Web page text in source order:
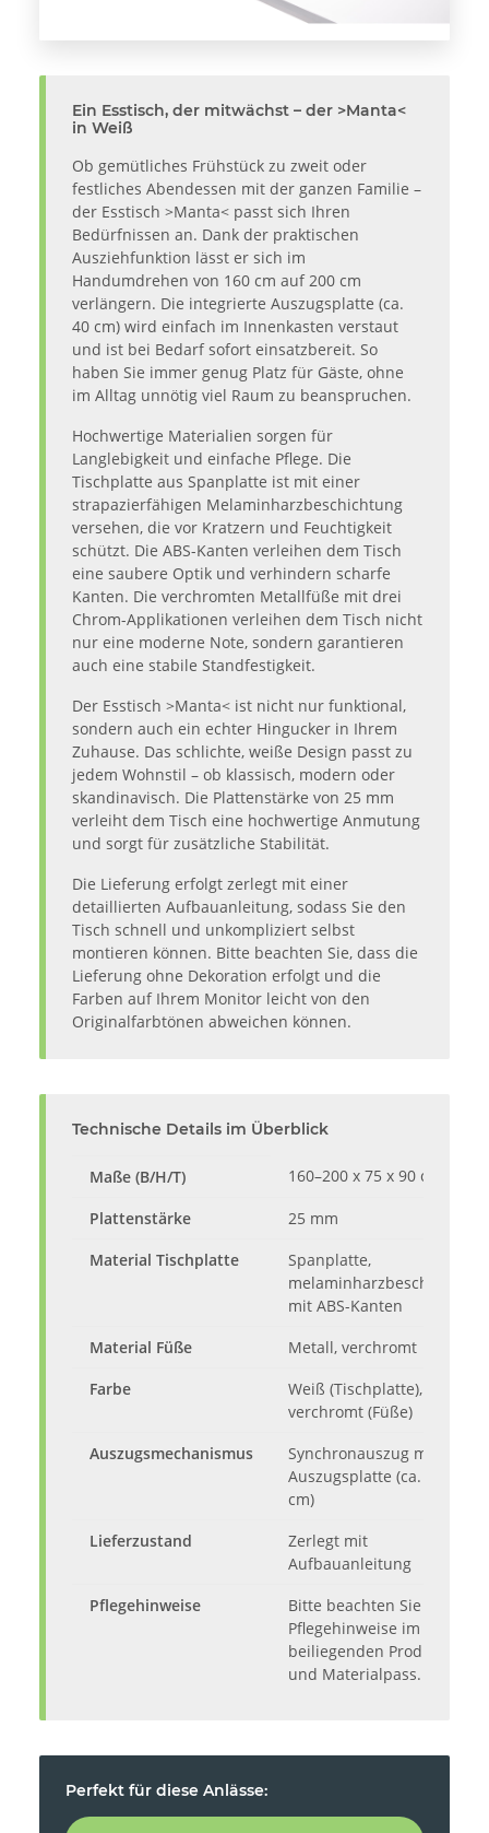
Ein Esstisch, der mitwächst – der >Manta<
in Weiß
Ob gemütliches Frühstück zu zweit oder
festliches Abendessen mit der ganzen Familie –
der Esstisch >Manta< passt sich Ihren
Bedürfnissen an. Dank der praktischen
Ausziehfunktion lässt er sich im
Handumdrehen von 160 cm auf 200 cm
verlängern. Die integrierte Auszugsplatte (ca.
40 cm) wird einfach im Innenkasten verstaut
und ist bei Bedarf sofort einsatzbereit. So
haben Sie immer genug Platz für Gäste, ohne
im Alltag unnötig viel Raum zu beanspruchen.
Hochwertige Materialien sorgen für
Langlebigkeit und einfache Pflege. Die
Tischplatte aus Spanplatte ist mit einer
strapazierfähigen Melaminharzbeschichtung
versehen, die vor Kratzern und Feuchtigkeit
schützt. Die ABS-Kanten verleihen dem Tisch
eine saubere Optik und verhindern scharfe
Kanten. Die verchromten Metallfüße mit drei
Chrom-Applikationen verleihen dem Tisch nicht
nur eine moderne Note, sondern garantieren
auch eine stabile Standfestigkeit.
Der Esstisch >Manta< ist nicht nur funktional,
sondern auch ein echter Hingucker in Ihrem
Zuhause. Das schlichte, weiße Design passt zu
jedem Wohnstil – ob klassisch, modern oder
skandinavisch. Die Plattenstärke von 25 mm
verleiht dem Tisch eine hochwertige Anmutung
und sorgt für zusätzliche Stabilität.
Die Lieferung erfolgt zerlegt mit einer
detaillierten Aufbauanleitung, sodass Sie den
Tisch schnell und unkompliziert selbst
montieren können. Bitte beachten Sie, dass die
Lieferung ohne Dekoration erfolgt und die
Farben auf Ihrem Monitor leicht von den
Originalfarbtönen abweichen können.
Technische Details im Überblick
Maße (B/H/T) 160–200 x 75 x 90 cm
Plattenstärke
25 mm
Material Tischplatte
Spanplatte,
melaminharzbeschichtet
mit ABS-Kanten
Material Füße
Metall, verchromt
Farbe
Weiß (Tischplatte),
verchromt (Füße)
Auszugsmechanismus
Synchronauszug mit 1
Auszugsplatte (ca. 40
cm)
Lieferzustand
Zerlegt mit
Aufbauanleitung
Pflegehinweise
Bitte beachten Sie die
Pflegehinweise im
beiliegenden Produkt-
und Materialpass.
Perfekt für diese Anlässe: